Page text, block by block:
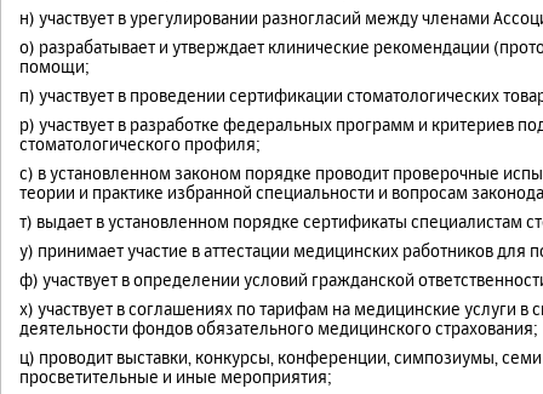
н) участвует в урегулировании разногласий между членами
о) разрабатывает и утверждает клинические рекомендации
помощи;
п) участвует в проведении сертификации стоматологических
р) участвует в разработке федеральных программ и критериев
стоматологического профиля;
с) в установленном законом порядке проводит проверочные
теории и практике избранной специальности и вопросам
т) выдает в установленном порядке сертификаты специалистам
у) принимает участие в аттестации медицинских работников
ф) участвует в определении условий гражданской
х) участвует в соглашениях по тарифам на медицинские услуги в
деятельности фондов обязательного медицинского страхования;
ц) проводит выставки, конкурсы, конференции, симпозиумы,
просветительные и иные мероприятия;